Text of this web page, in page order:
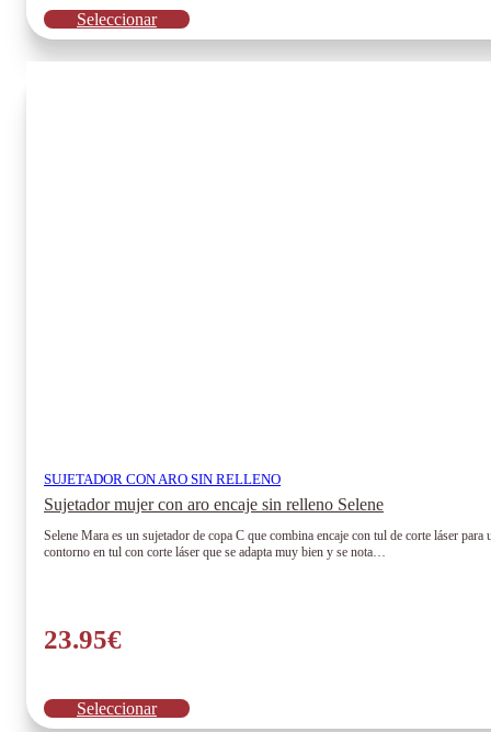
Seleccionar
Este
producto
tiene
SUJETADOR CON ARO SIN RELLENO
Sujetador mujer con aro encaje sin relleno Selene
Selene Mara es un sujetador de copa C que combina encaje con tul de corte láser
contorno en tul con corte láser que se adapta muy bien y se nota…
23.95€
Seleccionar
Este
producto